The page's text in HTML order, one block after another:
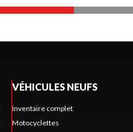
VÉHICULES NEUFS
Inventaire complet
Motocyclettes